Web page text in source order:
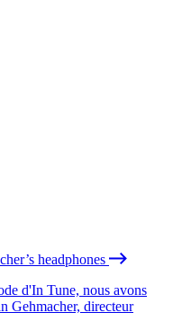
headphones
d'In Tune, nous avons
Gehmacher, directeur